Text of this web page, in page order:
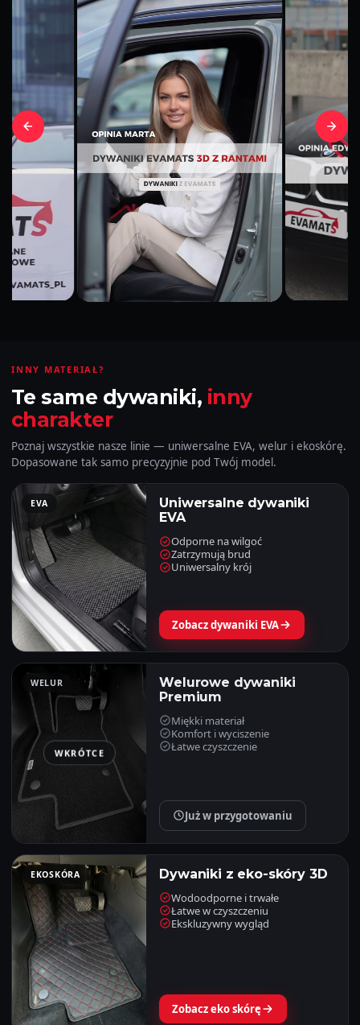
INNY MATERIAŁ?
Te same dywaniki, inny
charakter
Poznaj wszystkie nasze linie — uniwersalne EVA, welur i ekoskórę.
Dopasowane tak samo precyzyjnie pod Twój model.
EVA
Uniwersalne dywaniki
EVA
Odporne na wilgoć
Zatrzymują brud
Uniwersalny krój
Zobacz dywaniki EVA
WELUR
WKRÓTCE
Welurowe dywaniki
Premium
Miękki materiał
Komfort i wyciszenie
Łatwe czyszczenie
Już w przygotowaniu
EKOSKÓRA Dywaniki z eko-skóry 3D
Wodoodporne i trwałe
Łatwe w czyszczeniu
Ekskluzywny wygląd
Zobacz eko skórę